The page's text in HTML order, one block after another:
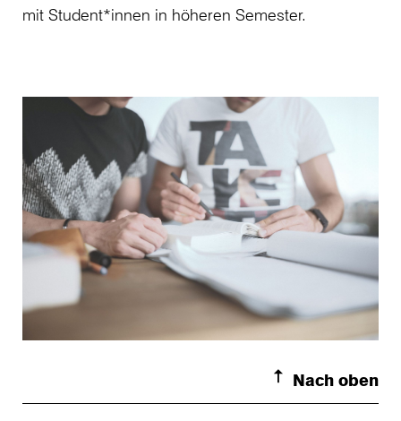
mit Student*innen in höheren Semester.
Nach oben